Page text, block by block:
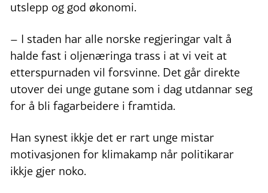
utslepp og god økonomi.
– I staden har alle norske regjeringar valt å
halde fast i oljenæringa trass i at vi veit at
etterspurnaden vil forsvinne. Det går direkte
utover dei unge gutane som i dag utdannar seg
for å bli fagarbeidere i framtida.
Han synest ikkje det er rart unge mistar
motivasjonen for klimakamp når politikarar
ikkje gjer noko.